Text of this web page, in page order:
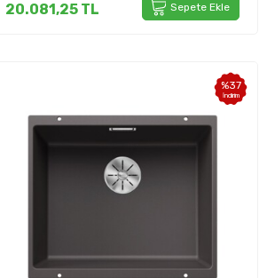
20.081,25 TL Sepete Ekle
%37
İndirim